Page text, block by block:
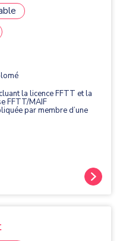
la licence FFTT et la
FFTT/MAIF
par membre d’une